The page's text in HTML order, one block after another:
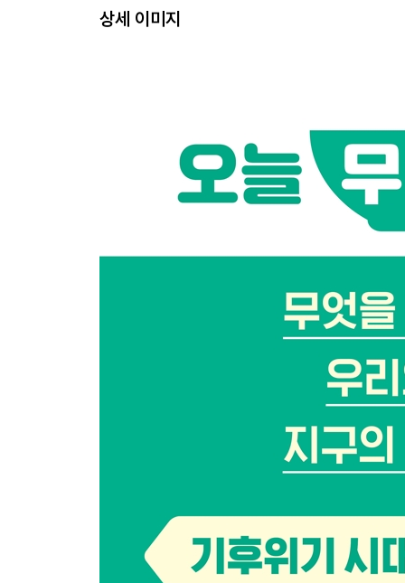
풍성하고, 다채롭고, 이로운 자연식물식 실천하기
한 걸음 더_ ‘채식을 기본으로’ 운동
에필로그 | 기후악당에서 기후미식 선도국으로
상세 이미지